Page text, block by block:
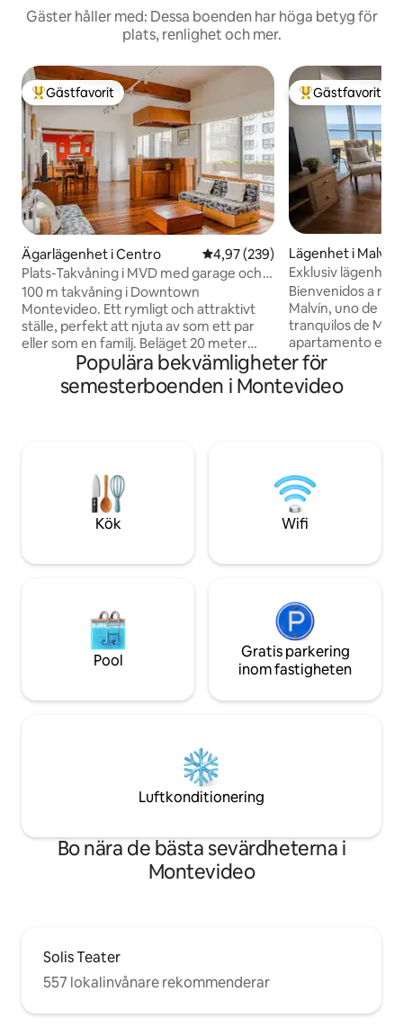
Gäster håller med: Dessa boenden har höga betyg för
plats, renlighet och mer.
Populär gästfavorit
Gästfavorit
Ägarlägenhet i Centro 4,97 av 5 i genomsnittligt
4,97 (239)
Plats-Takvåning i MVD med garage och
gratis*transfer
100 m takvåning i Downtown
Montevideo. Ett rymligt och attraktivt
ställe, perfekt att njuta av som ett par
eller som en familj. Beläget 20 meter
från Avenida 18 de Julio och
"gångavstånd" från många
turistattraktioner (t.ex. Ciudad Vieja,
mycket mer. Här finns en stor terrass
med grill och ett garage för att parkera
ett fordon (maximal höjd 2,13 meter)
Populär
Gästfavorit
Lägenhet i Malvín
Exklusiv lägenhet
Bienvenidos a mi
Malvín, uno de
tranquilos de
apartamento
vista increíble
disfrutar
aire fresco de la
restaurantes y
perfecto para
negocios.
Populära bekvämligheter för
semesterboenden i Montevideo
Kök Wifi
Pool
Gratis parkering
inom fastigheten
Luftkonditionering
Bo nära de bästa sevärdheterna i
Montevideo
Solis Teater
557 lokalinvånare rekommenderar